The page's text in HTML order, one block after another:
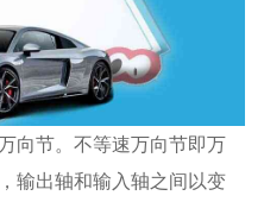
向节。不等速万向节即万
输出轴和输入轴之间以变